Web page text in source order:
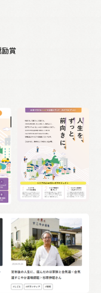
賞